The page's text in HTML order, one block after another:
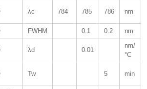
λc 784 785 786 nm
FWHM 0.1 0.2
nm
λd 0.01
nm/
°C
Tw 5 min